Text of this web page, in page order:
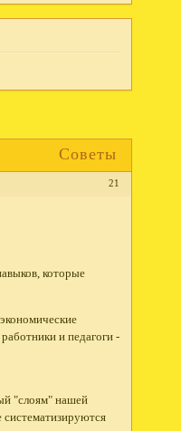
Советы
21
которые
и педагоги -
"слоям" нашей